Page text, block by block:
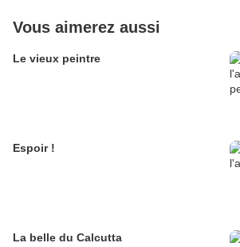
Vous aimerez aussi
Le vieux peintre
Espoir !
La belle du Calcutta